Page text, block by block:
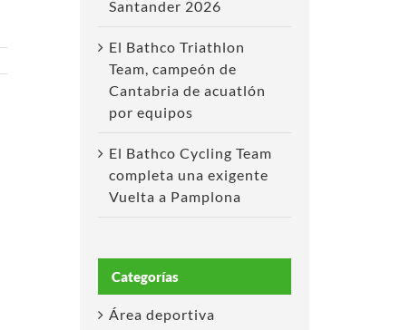
Santander 2026
El Bathco Triathlon
Team, campeón de
Cantabria de acuatlón
por equipos
El Bathco Cycling Team
completa una exigente
Vuelta a Pamplona
Categorías
Área deportiva